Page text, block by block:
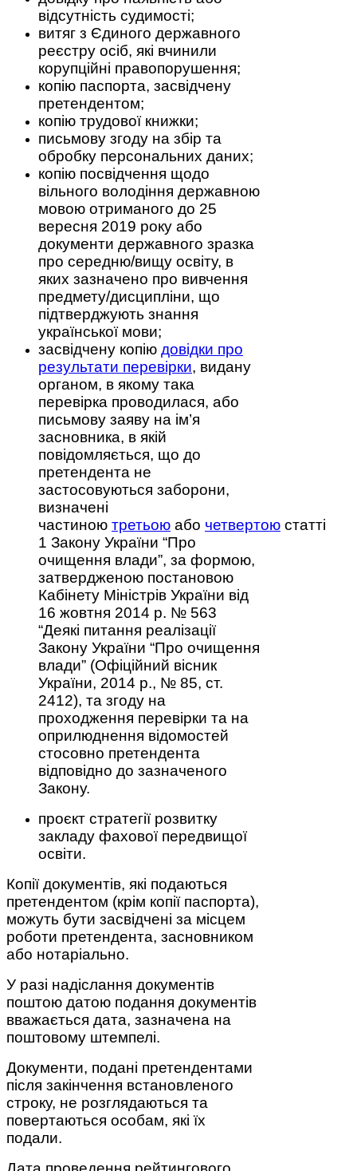
відсутність судимості;
витяг з Єдиного державного
реєстру осіб, які вчинили
корупційні правопорушення;
копію паспорта, засвідчену
претендентом;
копію трудової книжки;
письмову згоду на збір та
обробку персональних даних;
копію посвідчення щодо
вільного володіння державною
мовою отриманого до 25
вересня 2019 року або
документи державного зразка
про середню/вищу освіту, в
яких зазначено про вивчення
предмету/дисципліни, що
підтверджують знання
української мови;
засвідчену копію довідки про
результати перевірки, видану
органом, в якому така
перевірка проводилася, або
письмову заяву на ім’я
засновника, в якій
повідомляється, що до
претендента не
застосовуються заборони,
визначені
частиною третьою або четвертою статті
1 Закону України “Про
очищення влади”, за формою,
затвердженою постановою
Кабінету Міністрів України від
16 жовтня 2014 р. № 563
“Деякі питання реалізації
Закону України “Про очищення
влади” (Офіційний вісник
України, 2014 р., № 85, ст.
2412), та згоду на
проходження перевірки та на
оприлюднення відомостей
стосовно претендента
відповідно до зазначеного
Закону.
проєкт стратегії розвитку
закладу фахової передвищої
освіти.
Копії документів, які подаються
претендентом (крім копії паспорта),
можуть бути засвідчені за місцем
роботи претендента, засновником
або нотаріально.
У разі надіслання документів
поштою датою подання документів
вважається дата, зазначена на
поштовому штемпелі.
Документи, подані претендентами
після закінчення встановленого
строку, не розглядаються та
повертаються особам, які їх
подали.